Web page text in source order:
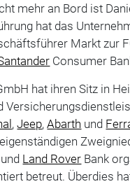
mehr an Bord ist
hat das
Markt zur
Consumer
hat ihren Sitz in
,Jeep,Abarth und
Land Rover Bank
betreut. Überdies